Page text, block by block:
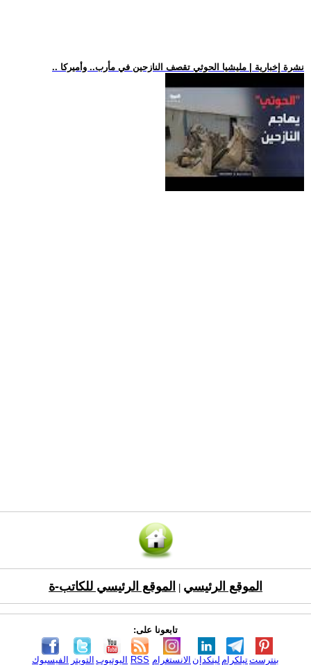
.. نشرة إخبارية | مليشيا الحوثي تقصف النازحين في مأرب.. وأميركا
الموقع الرئيسي الموقع الرئيسي للكاتب-ة
تابعونا على:
الفيسبوك التويتر اليوتيوب RSS الانستغرام لينكدإن تيلكرامبنترست